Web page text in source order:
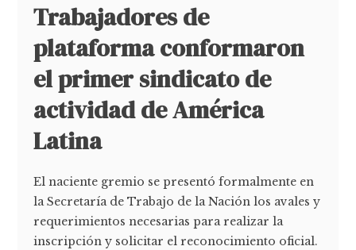
Trabajadores de
plataforma conformaron
el primer sindicato de
actividad de América
Latina
El naciente gremio se presentó formalmente en
la Secretaría de Trabajo de la Nación los avales y
requerimientos necesarias para realizar la
inscripción y solicitar el reconocimiento oficial.